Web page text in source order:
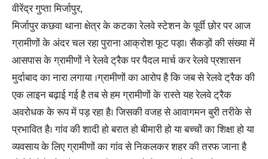
वीरेंद्र गुप्ता मिर्जापुर,
मिर्जापुर कछवा थाना क्षेत्र के कटका रेलवे स्टेशन के पूर्वी छोर पर आज
ग्रामीणों के अंदर चल रहा पुराना आक्रोश फूट पड़ा। सैकड़ों की संख्या में
आसपास के ग्रामीणों ने रेलवे ट्रैक पर पैदल मार्च कर रेलवे प्रशासन
मुर्दाबाद का नारा लगाया ।ग्रामीणों का आरोप है कि जब से रेलवे ट्रैक की
एक लाइन बढ़ाई गई है तब से हम ग्रामीणों के रास्ते यह रेलवे ट्रैक
अवरोधक के रूप में पड़ रहा है। जिसकी वजह से आवागमन बुरी तरीके से
प्रभावित है। गांव की शादी हो बरात हो बीमारी हो या बच्चों का शिक्षा हो या
व्यवसाय के लिए ग्रामीणों का गांव से निकलकर शहर की तरफ जाना है